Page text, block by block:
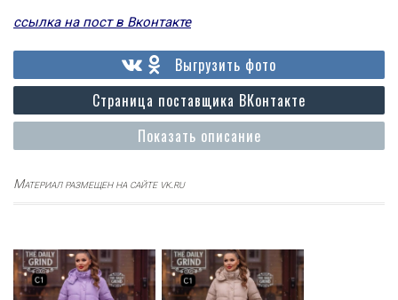
ссылка на пост в Вконтакте
Показать описание
Страница поставщика ВКонтакте
Выгрузить фото
Материал размещен на сайте vk.ru